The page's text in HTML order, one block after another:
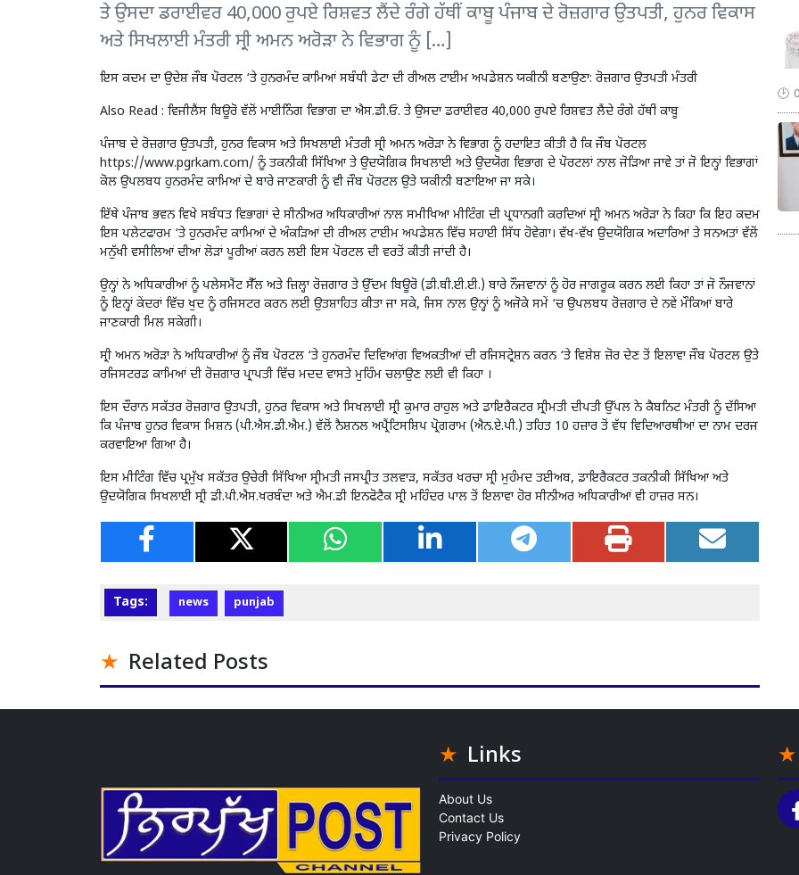
ਤੇ ਉਸਦਾ ਡਰਾਈਵਰ 40,000 ਰੁਪਏ ਰਿਸ਼ਵਤ ਲੈਂਦੇ ਰੰਗੇ ਹੱਥੀਂ ਕਾਬੂ ਪੰਜਾਬ ਦੇ ਰੋਜ਼ਗਾਰ ਉਤਪਤੀ, ਹੁਨਰ ਵਿਕਾਸ
ਅਤੇ ਸਿਖਲਾਈ ਮੰਤਰੀ ਸ੍ਰੀ ਅਮਨ ਅਰੋੜਾ ਨੇ ਵਿਭਾਗ ਨੂੰ […]
ਇਸ ਕਦਮ ਦਾ ਉਦੇਸ਼ ਜੌਬ ਪੋਰਟਲ ‘ਤੇ ਹੁਨਰਮੰਦ ਕਾਮਿਆਂ ਸਬੰਧੀ ਡੇਟਾ ਦੀ ਰੀਅਲ ਟਾਈਮ ਅਪਡੇਸ਼ਨ ਯਕੀਨੀ ਬਣਾਉਣਾ: ਰੋਜ਼ਗਾਰ ਉਤਪਤੀ ਮੰਤਰੀ
Also Read : ਵਿਜੀਲੈਂਸ ਬਿਊਰੋ ਵੱਲੋਂ ਮਾਈਨਿੰਗ ਵਿਭਾਗ ਦਾ ਐਸ.ਡੀ.ਓ. ਤੇ ਉਸਦਾ ਡਰਾਈਵਰ 40,000 ਰੁਪਏ ਰਿਸ਼ਵਤ ਲੈਂਦੇ ਰੰਗੇ ਹੱਥੀਂ ਕਾਬੂ
ਪੰਜਾਬ ਦੇ ਰੋਜ਼ਗਾਰ ਉਤਪਤੀ, ਹੁਨਰ ਵਿਕਾਸ ਅਤੇ ਸਿਖਲਾਈ ਮੰਤਰੀ ਸ੍ਰੀ ਅਮਨ ਅਰੋੜਾ ਨੇ ਵਿਭਾਗ ਨੂੰ ਹਦਾਇਤ ਕੀਤੀ ਹੈ ਕਿ ਜੌਬ ਪੋਰਟਲ
https://www.pgrkam.com/ ਨੂੰ ਤਕਨੀਕੀ ਸਿੱਖਿਆ ਤੇ ਉਦਯੋਗਿਕ ਸਿਖਲਾਈ ਅਤੇ ਉਦਯੋਗ ਵਿਭਾਗ ਦੇ ਪੋਰਟਲਾਂ ਨਾਲ ਜੋੜਿਆ ਜਾਵੇ ਤਾਂ ਜੋ ਇਨ੍ਹਾਂ ਵਿਭਾਗਾਂ
ਕੋਲ ਉਪਲਬਧ ਹੁਨਰਮੰਦ ਕਾਮਿਆਂ ਦੇ ਬਾਰੇ ਜਾਣਕਾਰੀ ਨੂੰ ਵੀ ਜੌਬ ਪੋਰਟਲ ਉਤੇ ਯਕੀਨੀ ਬਣਾਇਆ ਜਾ ਸਕੇ।
ਇੱਥੇ ਪੰਜਾਬ ਭਵਨ ਵਿਖੇ ਸਬੰਧਤ ਵਿਭਾਗਾਂ ਦੇ ਸੀਨੀਅਰ ਅਧਿਕਾਰੀਆਂ ਨਾਲ ਸਮੀਖਿਆ ਮੀਟਿੰਗ ਦੀ ਪ੍ਰਧਾਨਗੀ ਕਰਦਿਆਂ ਸ੍ਰੀ ਅਮਨ ਅਰੋੜਾ ਨੇ ਕਿਹਾ ਕਿ ਇਹ ਕਦਮ
ਇਸ ਪਲੇਟਫਾਰਮ ‘ਤੇ ਹੁਨਰਮੰਦ ਕਾਮਿਆਂ ਦੇ ਅੰਕੜਿਆਂ ਦੀ ਰੀਅਲ ਟਾਈਮ ਅਪਡੇਸ਼ਨ ਵਿੱਚ ਸਹਾਈ ਸਿੱਧ ਹੋਵੇਗਾ। ਵੱਖ-ਵੱਖ ਉਦਯੋਗਿਕ ਅਦਾਰਿਆਂ ਤੇ ਸਨਅਤਾਂ ਵੱਲੋਂ
ਮਨੁੱਖੀ ਵਸੀਲਿਆਂ ਦੀਆਂ ਲੋੜਾਂ ਪੂਰੀਆਂ ਕਰਨ ਲਈ ਇਸ ਪੋਰਟਲ ਦੀ ਵਰਤੋਂ ਕੀਤੀ ਜਾਂਦੀ ਹੈ।
ਉਨ੍ਹਾਂ ਨੇ ਅਧਿਕਾਰੀਆਂ ਨੂੰ ਪਲੇਸਮੈਂਟ ਸੈੱਲ ਅਤੇ ਜ਼ਿਲ੍ਹਾ ਰੋਜ਼ਗਾਰ ਤੇ ਉੱਦਮ ਬਿਊਰੋ (ਡੀ.ਬੀ.ਈ.ਈ.) ਬਾਰੇ ਨੌਜਵਾਨਾਂ ਨੂੰ ਹੋਰ ਜਾਗਰੂਕ ਕਰਨ ਲਈ ਕਿਹਾ ਤਾਂ ਜੋ ਨੌਜਵਾਨਾਂ
ਨੂੰ ਇਨ੍ਹਾਂ ਕੇਂਦਰਾਂ ਵਿੱਚ ਖੁਦ ਨੂੰ ਰਜਿਸਟਰ ਕਰਨ ਲਈ ਉਤਸ਼ਾਹਿਤ ਕੀਤਾ ਜਾ ਸਕੇ, ਜਿਸ ਨਾਲ ਉਨ੍ਹਾਂ ਨੂੰ ਅਜੋਕੇ ਸਮੇਂ ‘ਚ ਉਪਲਬਧ ਰੋਜ਼ਗਾਰ ਦੇ ਨਵੇਂ ਮੌਕਿਆਂ ਬਾਰੇ
ਜਾਣਕਾਰੀ ਮਿਲ ਸਕੇਗੀ।
ਸ੍ਰੀ ਅਮਨ ਅਰੋੜਾ ਨੇ ਅਧਿਕਾਰੀਆਂ ਨੂੰ ਜੌਬ ਪੋਰਟਲ ‘ਤੇ ਹੁਨਰਮੰਦ ਦਿਵਿਆਂਗ ਵਿਅਕਤੀਆਂ ਦੀ ਰਜਿਸਟ੍ਰੇਸ਼ਨ ਕਰਨ ‘ਤੇ ਵਿਸ਼ੇਸ਼ ਜ਼ੋਰ ਦੇਣ ਤੋਂ ਇਲਾਵਾ ਜੌਬ ਪੋਰਟਲ ਉਤੇ
ਰਜਿਸਟਰਡ ਕਾਮਿਆਂ ਦੀ ਰੋਜ਼ਗਾਰ ਪ੍ਰਾਪਤੀ ਵਿੱਚ ਮਦਦ ਵਾਸਤੇ ਮੁਹਿੰਮ ਚਲਾਉਣ ਲਈ ਵੀ ਕਿਹਾ ।
ਇਸ ਦੌਰਾਨ ਸਕੱਤਰ ਰੋਜ਼ਗਾਰ ਉਤਪਤੀ, ਹੁਨਰ ਵਿਕਾਸ ਅਤੇ ਸਿਖਲਾਈ ਸ੍ਰੀ ਕੁਮਾਰ ਰਾਹੁਲ ਅਤੇ ਡਾਇਰੈਕਟਰ ਸ੍ਰੀਮਤੀ ਦੀਪਤੀ ਉੱਪਲ ਨੇ ਕੈਬਨਿਟ ਮੰਤਰੀ ਨੂੰ ਦੱਸਿਆ
ਕਿ ਪੰਜਾਬ ਹੁਨਰ ਵਿਕਾਸ ਮਿਸ਼ਨ (ਪੀ.ਐਸ.ਡੀ.ਐਮ.) ਵੱਲੋਂ ਨੈਸ਼ਨਲ ਅਪ੍ਰੈਂਟਿਸਸ਼ਿਪ ਪ੍ਰੋਗਰਾਮ (ਐਨ.ਏ.ਪੀ.) ਤਹਿਤ 10 ਹਜ਼ਾਰ ਤੋਂ ਵੱਧ ਵਿਦਿਆਰਥੀਆਂ ਦਾ ਨਾਮ ਦਰਜ
ਕਰਵਾਇਆ ਗਿਆ ਹੈ।
ਇਸ ਮੀਟਿੰਗ ਵਿੱਚ ਪ੍ਰਮੁੱਖ ਸਕੱਤਰ ਉਚੇਰੀ ਸਿੱਖਿਆ ਸ੍ਰੀਮਤੀ ਜਸਪ੍ਰੀਤ ਤਲਵਾੜ, ਸਕੱਤਰ ਖਰਚਾ ਸ੍ਰੀ ਮੁਹੰਮਦ ਤਈਅਬ, ਡਾਇਰੈਕਟਰ ਤਕਨੀਕੀ ਸਿੱਖਿਆ ਅਤੇ
ਉਦਯੋਗਿਕ ਸਿਖਲਾਈ ਸ੍ਰੀ ਡੀ.ਪੀ.ਐਸ.ਖਰਬੰਦਾ ਅਤੇ ਐਮ.ਡੀ ਇਨਫੋਟੈਕ ਸ੍ਰੀ ਮਹਿੰਦਰ ਪਾਲ ਤੋਂ ਇਲਾਵਾ ਹੋਰ ਸੀਨੀਅਰ ਅਧਿਕਾਰੀਆਂ ਵੀ ਹਾਜ਼ਰ ਸਨ।
Tags: news punjab
Related Posts
Links
About Us
Contact Us
Privacy Policy